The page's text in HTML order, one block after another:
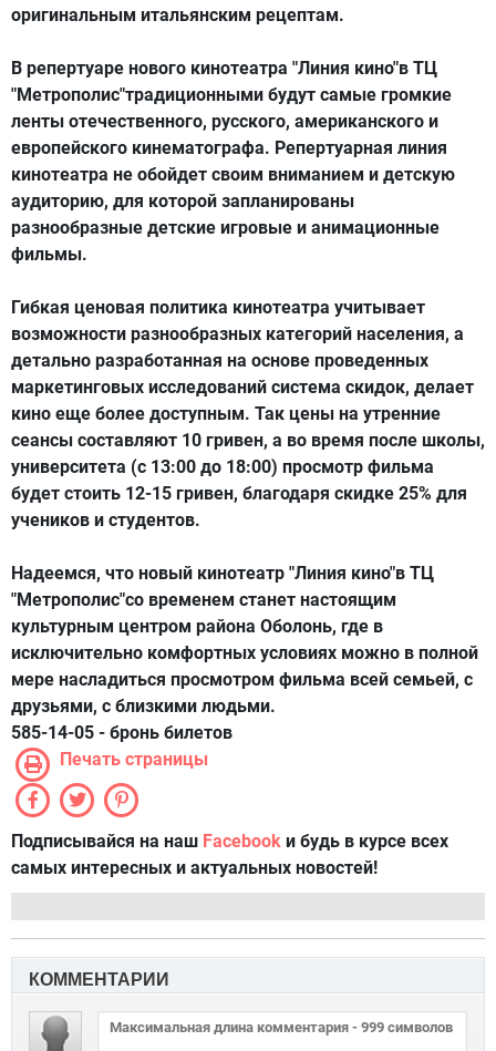
оригинальным итальянским рецептам.
В репертуаре нового кинотеатра "Линия кино"в ТЦ
"Метрополис"традиционными будут самые громкие
ленты отечественного, русского, американского и
европейского кинематографа. Репертуарная линия
кинотеатра не обойдет своим вниманием и детскую
аудиторию, для которой запланированы
разнообразные детские игровые и анимационные
фильмы.
Гибкая ценовая политика кинотеатра учитывает
возможности разнообразных категорий населения, а
детально разработанная на основе проведенных
маркетинговых исследований система скидок, делает
кино еще более доступным. Так цены на утренние
сеансы составляют 10 гривен, а во время после школы,
университета (с 13:00 до 18:00) просмотр фильма
будет стоить 12-15 гривен, благодаря скидке 25% для
учеников и студентов.
Надеемся, что новый кинотеатр "Линия кино"в ТЦ
"Метрополис"со временем станет настоящим
культурным центром района Оболонь, где в
исключительно комфортных условиях можно в полной
мере насладиться просмотром фильма всей семьей, с
друзьями, с близкими людьми.
585-14-05 - бронь билетов
Печать страницы
Подписывайся на наш Facebook и будь в курсе всех
самых интересных и актуальных новостей!
КОММЕНТАРИИ